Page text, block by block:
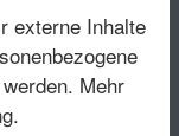
externe Inhalte
Mehr